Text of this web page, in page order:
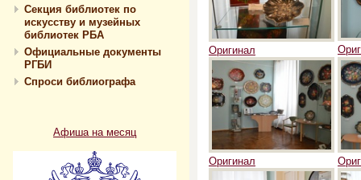
Секция библиотек по
искусству и музейных
библиотек РБА
Официальные документы
РГБИ
Спроси библиографа
Афиша на месяц
Оригинал
Оригинал